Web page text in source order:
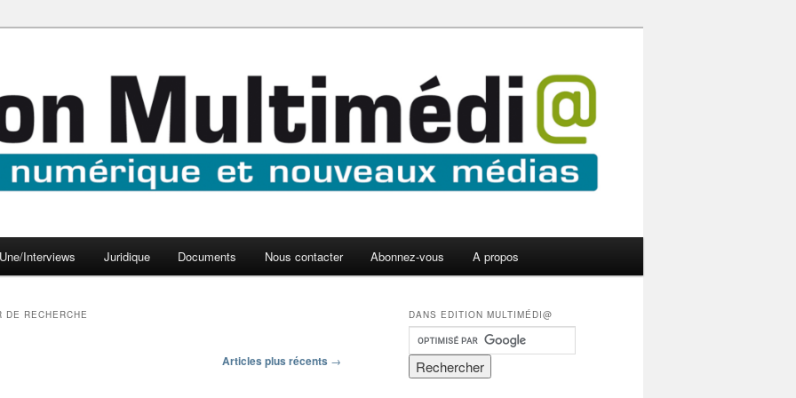
Une/Interviews Juridique Documents Nous contacter Abonnez-vous A propos
DE RECHERCHE
Articles plus récents →
DANS EDITION MULTIMÉDI@